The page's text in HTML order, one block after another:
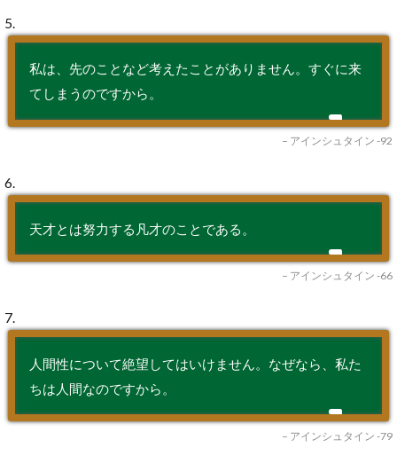
5.
私は、先のことなど考えたことがありません。すぐに来
てしまうのですから。
– アインシュタイン -92
6.
天才とは努力する凡才のことである。
– アインシュタイン -66
7.
人間性について絶望してはいけません。なぜなら、私た
ちは人間なのですから。
– アインシュタイン -79